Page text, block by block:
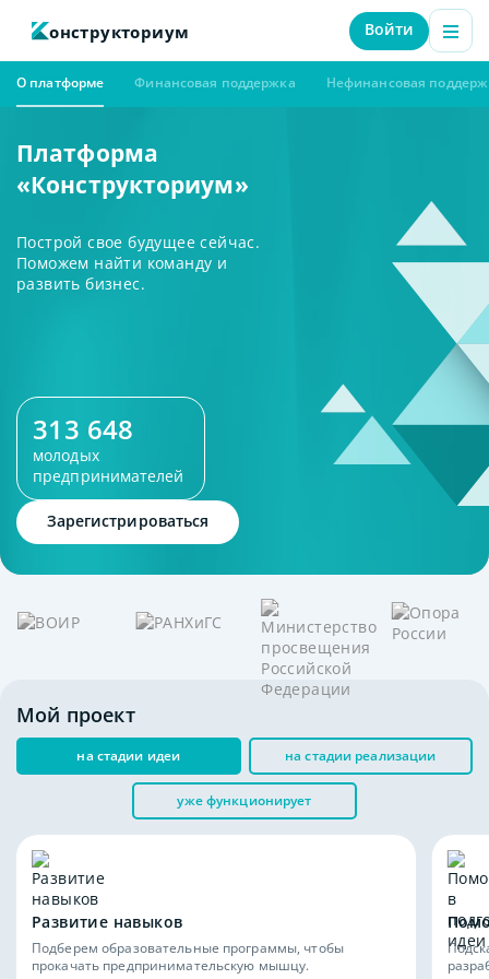
онструкториум Войти
О платформе Финансовая поддержка Нефинансовая
Платформа
«Конструкториум»
Построй свое будущее сейчас.
Поможем найти команду и
развить бизнес.
Зарегистрироваться
313 648
молодых
предпринимателей
Мой проект
на стадии идеи на стадии реализации
уже функционирует
Развитие навыков
Подберем образовательные программы, чтобы
прокачать предпринимательскую мышцу.